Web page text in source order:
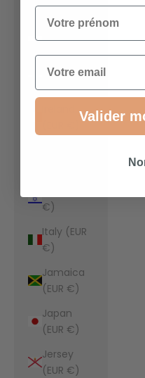
Indonesia
(EUR €)
Iraq (EUR
€)
Italy (EUR
€)
Jamaica
(EUR €)
Japan
(EUR €)
Jersey
(EUR €)
Votre prénom
Email
Valider